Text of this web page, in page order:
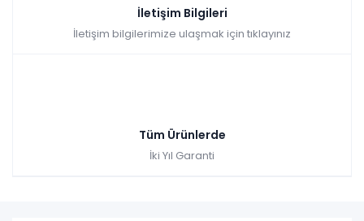
İletişim Bilgileri
İletişim bilgilerimize ulaşmak için tıklayınız
Tüm Ürünlerde
İki Yıl Garanti